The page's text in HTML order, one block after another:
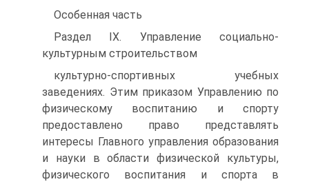
Особенная часть
Раздел IX. Управление социально-
культурным строительством
культурно-спортивных учебных
заведениях. Этим приказом Управлению по
физическому воспитанию и спорту
предоставлено право представлять
интересы Главного управления образования
и науки в области физической культуры,
физического воспитания и спорта в